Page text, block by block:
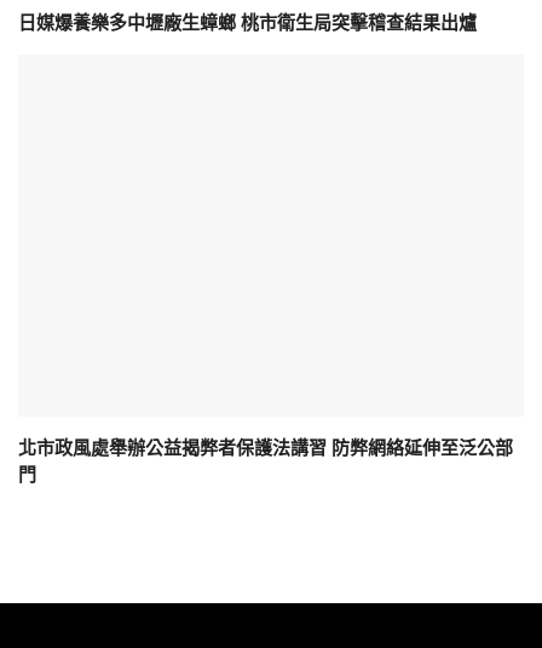
日媒爆養樂多中壢廠生蟑螂 桃市衛生局突擊稽查結果出爐
北市政風處舉辦公益揭弊者保護法講習 防弊網絡延伸至泛公部
門